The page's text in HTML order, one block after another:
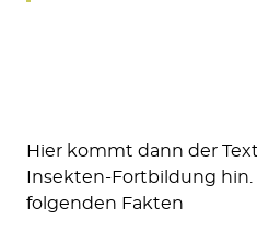
Hier kommt dann der
Insekten-Fortbildung hin.
folgenden Fakten